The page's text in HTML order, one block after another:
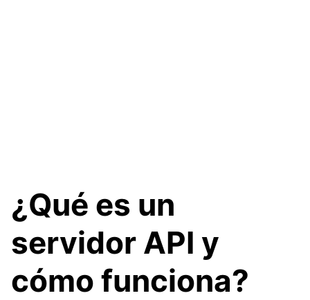
¿Qué es un
servidor API y
cómo funciona?